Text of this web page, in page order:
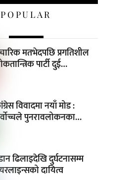
POPULAR
मतभेदपछि प्रगतिशील
पार्टी दुई…
विवादमा नयाँ मोड :
पुनरावलोकनका…
ढिलाइदेखि दुर्घटनासम्म
दायित्व